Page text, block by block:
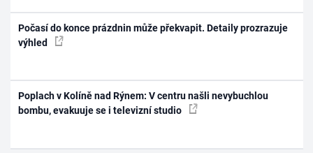
Počasí do konce prázdnin může překvapit. Detaily prozrazuje
výhled
Poplach v Kolíně nad Rýnem: V centru našli nevybuchlou
bombu, evakuuje se i televizní studio